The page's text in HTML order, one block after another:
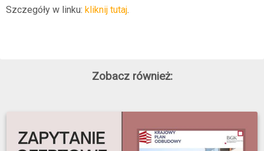
Szczegóły w linku: kliknij tutaj.
Zobacz również: